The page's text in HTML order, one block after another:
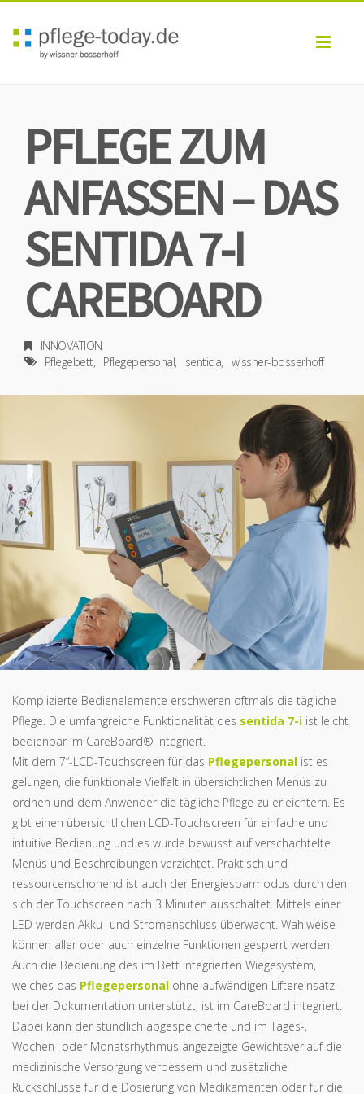
PFLEGE ZUM
ANFASSEN – DAS
SENTIDA 7-I
CAREBOARD
INNOVATION
Pflegebett
Pflegepersonal sentida wissner-bosserhoff
Komplizierte Bedienelemente erschweren oftmals die tägliche
Pflege. Die umfangreiche Funktionalität des sentida 7-i ist leicht
bedienbar im CareBoard® integriert.
Mit dem 7“-LCD-Touchscreen für das Pflegepersonal ist es
gelungen, die funktionale Vielfalt in übersichtlichen Menüs zu
ordnen und dem Anwender die tägliche Pflege zu erleichtern. Es
gibt einen übersichtlichen LCD-Touchscreen für einfache und
intuitive Bedienung und es wurde bewusst auf verschachtelte
Menüs und Beschreibungen verzichtet. Praktisch und
ressourcenschonend ist auch der Energiesparmodus durch den
sich der Touchscreen nach 3 Minuten ausschaltet. Mittels einer
LED werden Akku- und Stromanschluss überwacht. Wahlweise
können aller oder auch einzelne Funktionen gesperrt werden.
Auch die Bedienung des im Bett integrierten Wiegesystem,
welches das Pflegepersonal ohne aufwändigen Liftereinsatz
bei der Dokumentation unterstützt, ist im CareBoard integriert.
Dabei kann der stündlich abgespeicherte und im Tages-,
Wochen- oder Monatsrhythmus angezeigte Gewichtsverlauf die
medizinische Versorgung verbessern und zusätzliche
Rückschlüsse für die Dosierung von Medikamenten oder für die